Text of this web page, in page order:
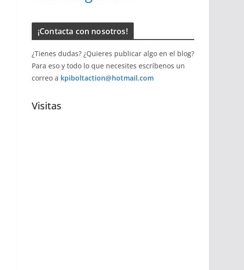
¡Contacta con nosotros!
¿Tienes dudas? ¿Quieres publicar algo en el blog?
Para eso y todo lo que necesites escríbenos un
correo a kpiboltaction@hotmail.com
Visitas